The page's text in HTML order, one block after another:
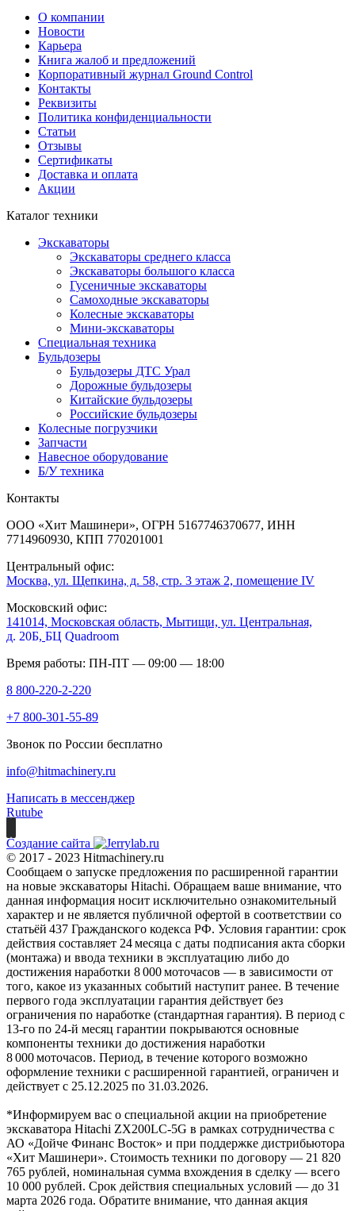
О компании
Новости
Карьера
Книга жалоб и предложений
Корпоративный журнал Ground Control
Контакты
Реквизиты
Политика конфиденциальности
Статьи
Отзывы
Сертификаты
Доставка и оплата
Акции
Каталог техники
Экскаваторы
Экскаваторы среднего класса
Экскаваторы большого класса
Гусеничные экскаваторы
Самоходные экскаваторы
Колесные экскаваторы
Мини-экскаваторы
Специальная техника
Бульдозеры
Бульдозеры ДТС Урал
Дорожные бульдозеры
Китайские бульдозеры
Российские бульдозеры
Колесные погрузчики
Запчасти
Навесное оборудование
Б/У техника
Контакты
ООО «Хит Машинери», ОГРН 5167746370677, ИНН
7714960930, КПП 770201001
Центральный офис:
Москва, ул. Щепкина, д. 58, стр. 3 этаж 2, помещение IV
Московский офис:
141014, Московская область, Мытищи, ул. Центральная,
д. 20Б, БЦ Quadroom
Время работы: ПН-ПТ — 09:00 — 18:00
8 800-220-2-220
+7 800-301-55-89
Звонок по России бесплатно
info@hitmachinery.ru
Написать в мессенджер
Rutube
Создание сайта
© 2017 - 2023 Hitmachinery.ru
Сообщаем о запуске предложения по расширенной гарантии
на новые экскаваторы Hitachi. Обращаем ваше внимание, что
данная информация носит исключительно ознакомительный
характер и не является публичной офертой в соответствии со
статьёй 437 Гражданского кодекса РФ. Условия гарантии: срок
действия составляет 24 месяца с даты подписания акта сборки
(монтажа) и ввода техники в эксплуатацию либо до
достижения наработки 8 000 моточасов — в зависимости от
того, какое из указанных событий наступит ранее. В течение
первого года эксплуатации гарантия действует без
ограничения по наработке (стандартная гарантия). В период с
13‑го по 24‑й месяц гарантии покрываются основные
компоненты техники до достижения наработки
8 000 моточасов. Период, в течение которого возможно
оформление техники с расширенной гарантией, ограничен и
действует с 25.12.2025 по 31.03.2026.
*Информируем вас о специальной акции на приобретение
экскаватора Hitachi ZX200LC-5G в рамках сотрудничества с
АО «Дойче Финанс Восток» и при поддержке дистрибьютора
«Хит Машинери». Стоимость техники по договору — 21 820
765 рублей, номинальная сумма вхождения в сделку — всего
10 000 рублей. Срок действия специальных условий — до 31
марта 2026 года. Обратите внимание, что данная акция